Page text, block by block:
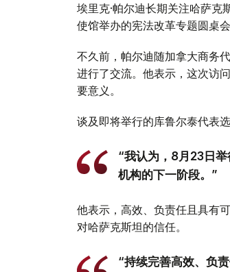
埃里克·帕尔迪长期关注哈萨
使馆举办的宪法改革专题圆桌会
不久前，帕尔迪随加拿大商务
进行了交流。他表示，这次访
要意义。
谈及即将举行的库鲁尔泰代表
“我认为，8月23日
机构的下一阶段。”
他表示，高效、负责任且具有
对哈萨克斯坦的信任。
“持续完善高效、负